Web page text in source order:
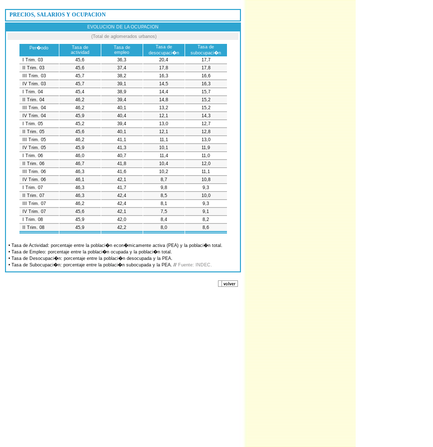
 PRECIOS, SALARIOS Y OCUPACION
EVOLUCION DE LA OCUPACION
(Total de aglomerados urbanos)
Per�odo
Tasa de
actividad
Tasa de
empleo
Tasa de
desocupaci�n
Tasa de
subocupaci�n
I Trim. 03
45,6 36,3 20,4
17,7
II Trim. 03
45,6 37,4 17,8
17,8
III Trim. 03
45,7 38,2 16,3
16,6
IV Trim. 03
45,7 39,1 14,5
16,3
I Trim. 04
45,4 38,9 14,4
15,7
II Trim. 04
46,2 39,4 14,8
15,2
III Trim. 04
46,2 40,1 13,2
15,2
IV Trim. 04
45,9 40,4 12,1
14,3
I Trim. 05
45,2 39,4 13,0
12,7
II Trim. 05
45,6 40,1 12,1
12,8
III Trim. 05
46,2 41,1 11,1
13,0
IV Trim. 05
45,9 41,3 10,1
11,9
I Trim. 06
46,0 40,7 11,4
11,0
II Trim. 06
46,7 41,8 10,4
12,0
III Trim. 06
46,3 41,6 10,2
11,1
IV Trim. 06
46,1 42,1 8,7
10,8
I Trim. 07
46,3 41,7 9,8
9,3
II Trim. 07
46,3 42,4 8,5
10,0
III Trim. 07
46,2 42,4 8,1
9,3
IV Trim. 07
45,6 42,1 7,5
9,1
I Trim. 08
45,9 42,0 8,4
8,2
II Trim. 08
45,9 42,2 8,0 8,6
• Tasa de Actividad: porcentaje entre la poblaci�n econ�micamente activa (PEA) y la poblaci�n total.
• Tasa de Empleo: porcentaje entre la poblaci�n ocupada y la poblaci�n total.
• Tasa de Desocupaci�n: porcentaje entre la poblaci�n desocupada y la PEA.
• Tasa de Subocupaci�n: porcentaje entre la poblaci�n subocupada y la PEA. // Fuente: INDEC.